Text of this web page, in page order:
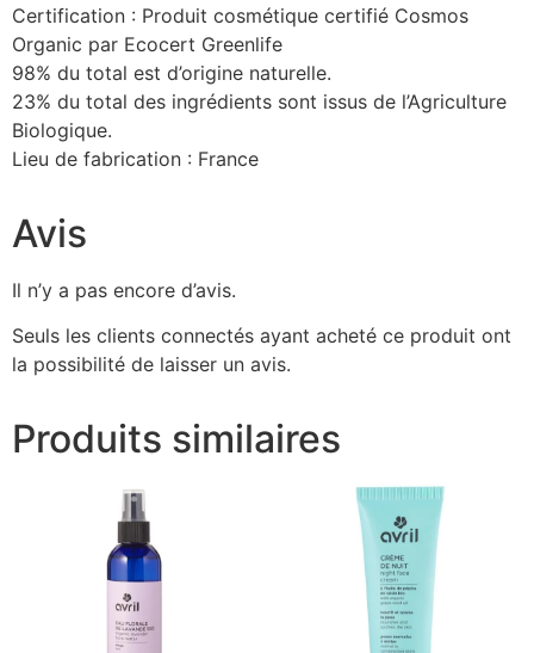
Certification : Produit cosmétique certifié Cosmos
Organic par Ecocert Greenlife
98% du total est d’origine naturelle.
23% du total des ingrédients sont issus de l’Agriculture
Biologique.
Lieu de fabrication : France
Avis
Il n’y a pas encore d’avis.
Seuls les clients connectés ayant acheté ce produit ont
la possibilité de laisser un avis.
Produits similaires